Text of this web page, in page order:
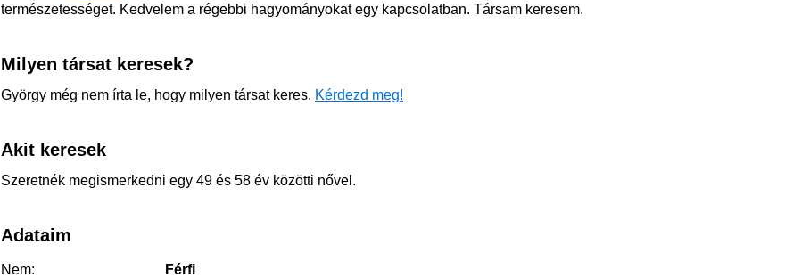
természetességet. Kedvelem a régebbi hagyományokat egy kapcsolatban. Társam keresem.
Milyen társat keresek?
György még nem írta le, hogy milyen társat keres. Kérdezd meg!
Akit keresek
Szeretnék megismerkedni egy 49 és 58 év közötti nővel.
Adataim
Nem:
Férfi